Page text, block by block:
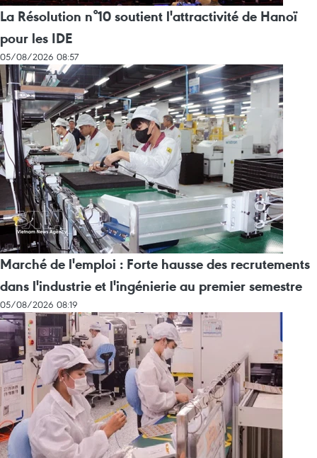
La Résolution n°10 soutient l'attractivité de Hanoï
pour les IDE
05/08/2026 08:57
Marché de l'emploi : Forte hausse des recrutements
dans l'industrie et l'ingénierie au premier semestre
05/08/2026 08:19